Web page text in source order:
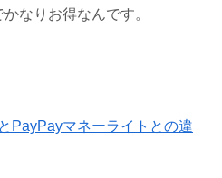
なりお得なんです。
PayPayマネーライトとの違